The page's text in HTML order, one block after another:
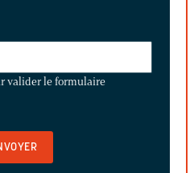
valider le formulaire